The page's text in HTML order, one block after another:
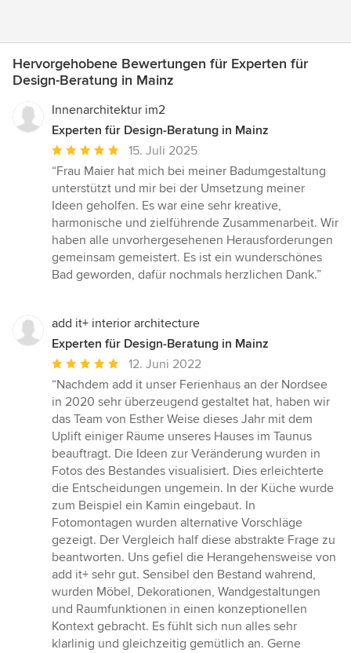
Hervorgehobene Bewertungen für Experten für
Design-Beratung in Mainz
Innenarchitektur im2
Experten für Design-Beratung in Mainz
Durchschnittliche
Bewertung:
5
von
5
Sternen
15. Juli 2025
“Frau Maier hat mich bei meiner Badumgestaltung
unterstützt und mir bei der Umsetzung meiner
Ideen geholfen. Es war eine sehr kreative,
harmonische und zielführende Zusammenarbeit. Wir
haben alle unvorhergesehenen Herausforderungen
gemeinsam gemeistert. Es ist ein wunderschönes
Bad geworden, dafür nochmals herzlichen Dank.”
add it+ interior architecture
Experten für Design-Beratung in Mainz
Durchschnittliche
Bewertung:
5
von
5
Sternen
12. Juni 2022
“Nachdem add it unser Ferienhaus an der Nordsee
in 2020 sehr überzeugend gestaltet hat, haben wir
das Team von Esther Weise dieses Jahr mit dem
Uplift einiger Räume unseres Hauses im Taunus
beauftragt. Die Ideen zur Veränderung wurden in
Fotos des Bestandes visualisiert. Dies erleichterte
die Entscheidungen ungemein. In der Küche wurde
zum Beispiel ein Kamin eingebaut. In
Fotomontagen wurden alternative Vorschläge
gezeigt. Der Vergleich half diese abstrakte Frage zu
beantworten. Uns gefiel die Herangehensweise von
add it+ sehr gut. Sensibel den Bestand wahrend,
wurden Möbel, Dekorationen, Wandgestaltungen
und Raumfunktionen in einen konzeptionellen
Kontext gebracht. Es fühlt sich nun alles sehr
klarlinig und gleichzeitig gemütlich an. Gerne